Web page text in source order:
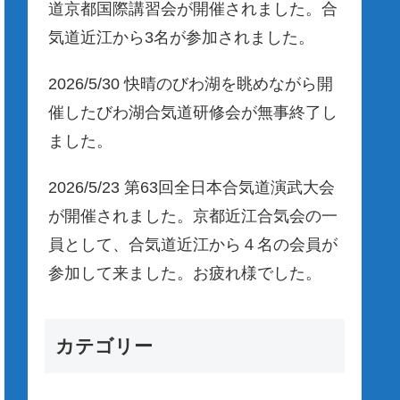
道京都国際講習会が開催されました。合
気道近江から3名が参加されました。
2026/5/30 快晴のびわ湖を眺めながら開
催したびわ湖合気道研修会が無事終了し
ました。
2026/5/23 第63回全日本合気道演武大会
が開催されました。京都近江合気会の一
員として、合気道近江から４名の会員が
参加して来ました。お疲れ様でした。
カテゴリー